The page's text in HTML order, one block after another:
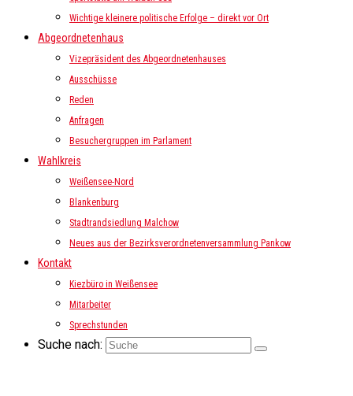
Wichtige kleinere politische Erfolge – direkt vor Ort
Abgeordnetenhaus
Vizepräsident des Abgeordnetenhauses
Ausschüsse
Reden
Anfragen
Besuchergruppen im Parlament
Wahlkreis
Weißensee-Nord
Blankenburg
Stadtrandsiedlung Malchow
Neues aus der Bezirksverordnetenversammlung Pankow
Kontakt
Kiezbüro in Weißensee
Mitarbeiter
Sprechstunden
Suche nach: